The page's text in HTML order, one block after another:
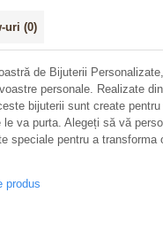
uri (0)
de Bijuterii
personale. Realizate
bijuterii sunt create
le va purta. Alegeți să vă
speciale pentru a
produs